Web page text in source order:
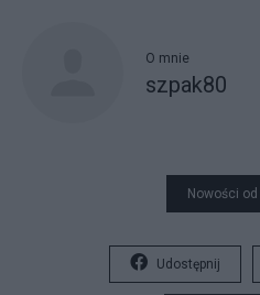
O mnie
szpak80
Nowości
Udostępnij